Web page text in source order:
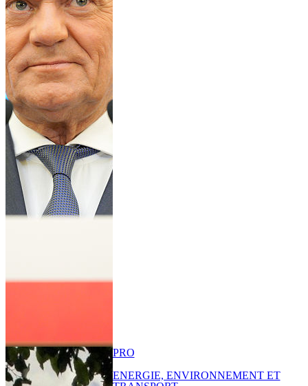
PRO
ENERGIE, ENVIRONNEMENT ET